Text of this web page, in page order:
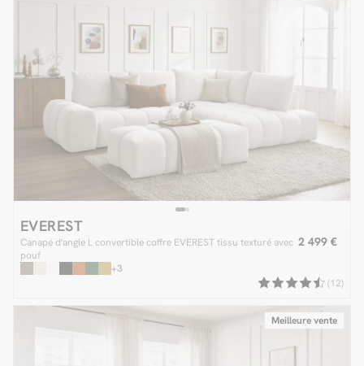
EVEREST
Canapé d'angle L convertible coffre EVEREST tissu texturé avec
pouf
2 499 €
+3
(12)
Meilleure vente